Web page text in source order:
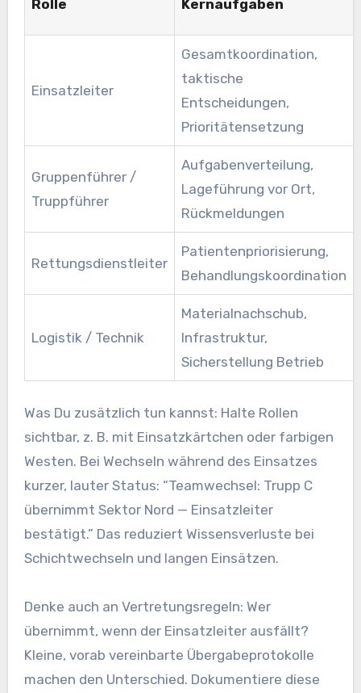
Rolle Kernaufgaben
Einsatzleiter
Gesamtkoordination,
taktische
Entscheidungen,
Prioritätensetzung
Gruppenführer /
Truppführer
Aufgabenverteilung,
Lageführung vor Ort,
Rückmeldungen
Rettungsdienstleiter
Patientenpriorisierung,
Behandlungskoordination
Logistik / Technik
Materialnachschub,
Infrastruktur,
Sicherstellung Betrieb
Was Du zusätzlich tun kannst: Halte Rollen
sichtbar, z. B. mit Einsatzkärtchen oder farbigen
Westen. Bei Wechseln während des Einsatzes
kurzer, lauter Status: “Teamwechsel: Trupp C
übernimmt Sektor Nord — Einsatzleiter
bestätigt.” Das reduziert Wissensverluste bei
Schichtwechseln und langen Einsätzen.
Denke auch an Vertretungsregeln: Wer
übernimmt, wenn der Einsatzleiter ausfällt?
Kleine, vorab vereinbarte Übergabeprotokolle
machen den Unterschied. Dokumentiere diese